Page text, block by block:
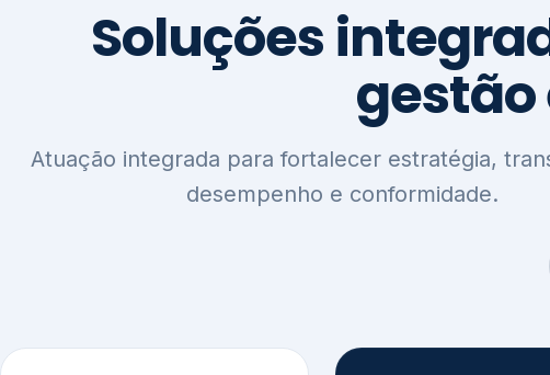
Soluções
Atuação integrada para fortalecer estratégia,
desempenho e conformidade.